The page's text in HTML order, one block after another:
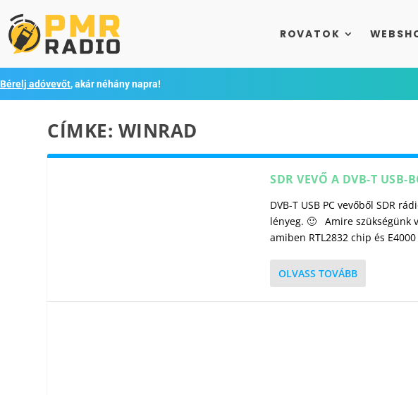
ROVATOK
Bérelj adóvevőt, akár néhány napra!
CÍMKE: WINRAD
SDR VEVŐ A DVB-T USB-
DVB-T USB PC vevőből SDR
lényeg. 🙂 Amire szükségünk
amiben RTL2832 chip és
OLVASS TOVÁBB